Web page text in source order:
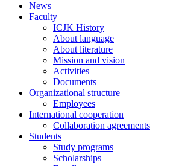
News
Faculty
ICJK History
About language
About literature
Mission and vision
Activities
Documents
Organizational structure
Employees
International cooperation
Collaboration agreements
Students
Study programs
Scholarships